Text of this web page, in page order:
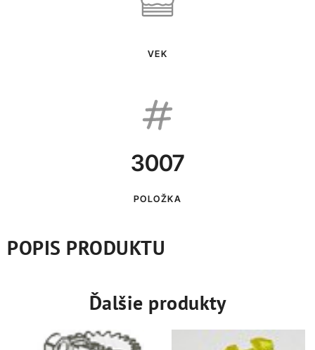
VEK
3007
POLOŽKA
POPIS PRODUKTU
Ďalšie produkty